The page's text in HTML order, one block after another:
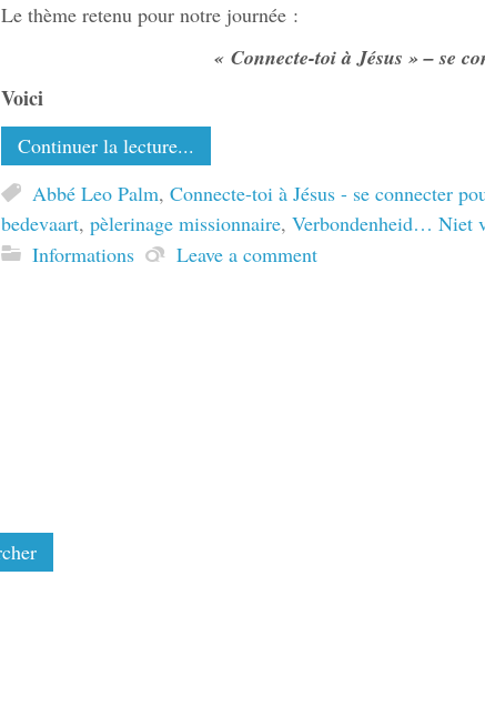
Le thème retenu pour notre journée :
« Connecte-toi à Jésus »– se
Voici
Continuer la lecture...
Abbé Leo Palm, Connecte-toi à Jésus - se connecter
bedevaart, pèlerinage missionnaire, Verbondenheid… Niet
Informations
Leave a comment